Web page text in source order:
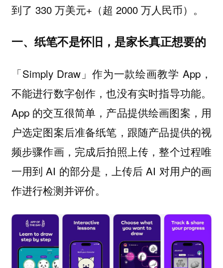
到了 330 万美元+（超 2000 万人民币）。
一、纸笔不是怀旧，是家长真正想要的
「Simply Draw」作为一款绘画教学 App，
不能进行数字创作，也没有实时指导功能。
App 的交互很简单，产品提供绘画图案，用
户选定图案后准备纸笔，跟随产品提供的视
频步骤作画，完成后拍照上传，整个过程唯
一用到 AI 的部分是，上传后 AI 对用户的画
作进行检测并评价。